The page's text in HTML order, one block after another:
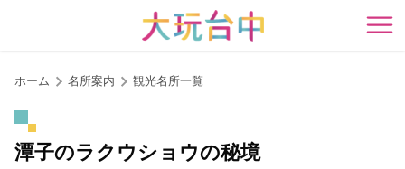
開
ホーム 名所案内 観光名所一覧
潭子のラクウショウの秘境